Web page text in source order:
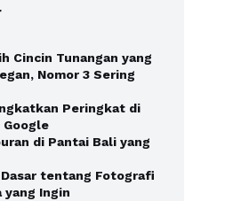
Cincin Tunangan yang
Nomor 3 Sering
Peringkat di
Google
di Pantai Bali yang
tentang Fotografi
yang Ingin